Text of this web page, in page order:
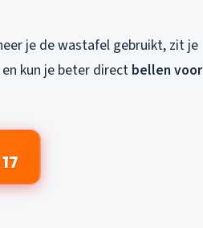
je de wastafel gebruikt, zit je
kun je beter direct bellen voor